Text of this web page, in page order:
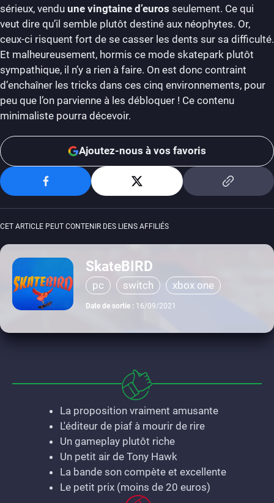
sérieux, vendu une vingtaine d’euros seulement. Ce qui
veut dire qu’il semble plutôt destiné aux néophytes. Or,
ceux-ci risquent fort de se casser les dents sur sa difficulté.
Et malheureusement, hormis ce mode skatepark plutôt
sympathique, il n’y a rien à faire. On est donc contraint
d’enchaîner les tricks dans ces cinq environnements, pour
peu que l’on parvienne à les débloquer ! Ce contenu
minimaliste pourra décevoir.
Ajoutez-nous à vos favoris
CET ARTICLE PEUT CONTENIR DES LIENS AFFILIÉS
SkateBIRD
pc switch xbox one
Date de sortie : 16/09/2021
La proposition vraiment amusante
L'éditeur de piaf à mourir de rire
Un gameplay plutôt riche
Un petit air de Tony Hawk
La bande son compète et excellente
Le petit prix (moins de 20 euros)